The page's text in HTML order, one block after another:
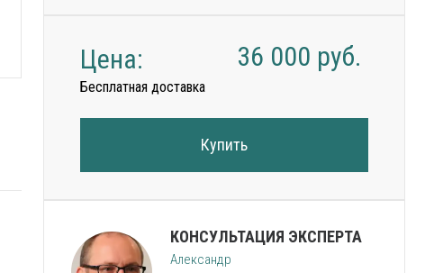
Цена: 36 000 руб.
Бесплатная доставка
Купить
КОНСУЛЬТАЦИЯ ЭКСПЕРТА
Александр